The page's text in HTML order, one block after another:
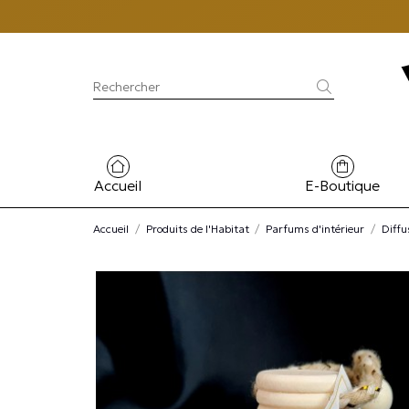
Accueil E-Boutique
Accueil Produits de l'Habitat Parfums d'intérieur